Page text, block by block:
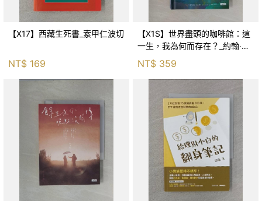
【X17】西藏生死書_索甲仁波切
NT$ 169
【X1S】世界盡頭的咖啡館：這
一生，我為何而存在？_約翰‧史
崔勒基, Elsa
NT$ 359